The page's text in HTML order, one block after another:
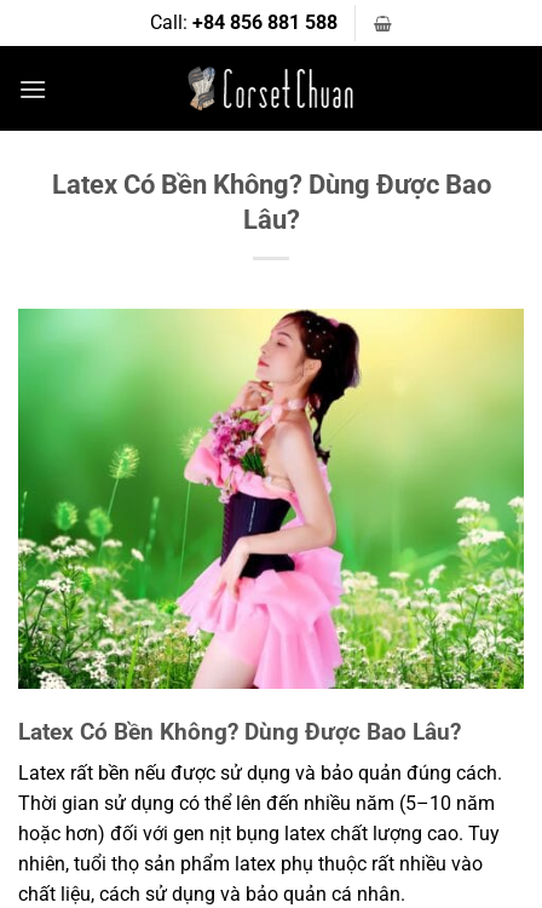
qua
dung
Call: +84 856 881 588
Latex Có Bền Không? Dùng Được Bao
Lâu?
Latex Có Bền Không? Dùng Được Bao Lâu?
Latex rất bền nếu được sử dụng và bảo quản đúng cách.
Thời gian sử dụng có thể lên đến nhiều năm (5–10 năm
hoặc hơn) đối với gen nịt bụng latex chất lượng cao. Tuy
nhiên, tuổi thọ sản phẩm latex phụ thuộc rất nhiều vào
chất liệu, cách sử dụng và bảo quản cá nhân.